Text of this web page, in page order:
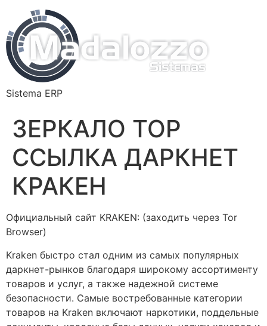
Sistema ERP
ЗЕРКАЛО ТОР
ССЫЛКА ДАРКНЕТ
КРАКЕН
Официальный сайт KRAKEN: (заходить через Tor
Browser)
Kraken быстро стал одним из самых популярных
даркнет-рынков благодаря широкому ассортименту
товаров и услуг, а также надежной системе
безопасности. Самые востребованные категории
товаров на Kraken включают наркотики, поддельные